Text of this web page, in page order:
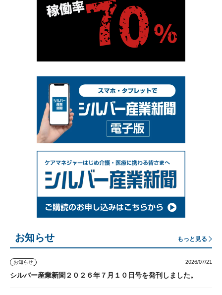
お知らせ もっと見る
お知らせ 2026/07/21
シルバー産業新聞２０２６年７月１０日号を発刊しました。